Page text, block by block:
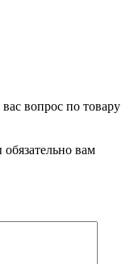
вопрос по товару
вам